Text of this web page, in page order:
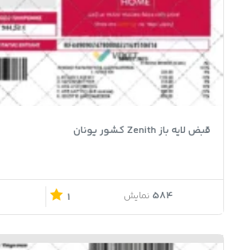
قبض لایه باز Zenith کشور یونان
584 نمایش 1